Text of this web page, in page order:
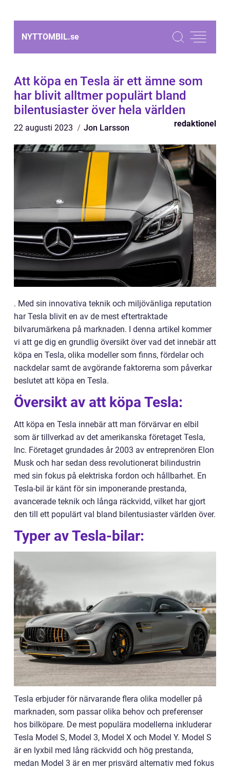
NYTTOMBIL.se
Att köpa en Tesla är ett ämne som
har blivit alltmer populärt bland
bilentusiaster över hela världen
22 augusti 2023 Jon Larsson redaktionel
. Med sin innovativa teknik och miljövänliga reputation
har Tesla blivit en av de mest eftertraktade
bilvarumärkena på marknaden. I denna artikel kommer
vi att ge dig en grundlig översikt över vad det innebär att
köpa en Tesla, olika modeller som finns, fördelar och
nackdelar samt de avgörande faktorerna som påverkar
beslutet att köpa en Tesla.
Översikt av att köpa Tesla:
Att köpa en Tesla innebär att man förvärvar en elbil
som är tillverkad av det amerikanska företaget Tesla,
Inc. Företaget grundades år 2003 av entreprenören Elon
Musk och har sedan dess revolutionerat bilindustrin
med sin fokus på elektriska fordon och hållbarhet. En
Tesla-bil är känt för sin imponerande prestanda,
avancerade teknik och långa räckvidd, vilket har gjort
den till ett populärt val bland bilentusiaster världen över.
Typer av Tesla-bilar:
Tesla erbjuder för närvarande flera olika modeller på
marknaden, som passar olika behov och preferenser
hos bilköpare. De mest populära modellerna inkluderar
Tesla Model S, Model 3, Model X och Model Y. Model S
är en lyxbil med lång räckvidd och hög prestanda,
medan Model 3 är en mer prisvärd alternativ med fokus